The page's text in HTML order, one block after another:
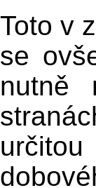
Toto v
se
nutně